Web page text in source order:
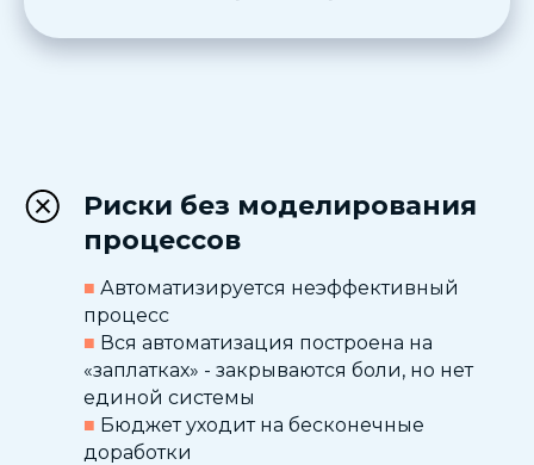
Риски без моделирования
процессов
■ Автоматизируется неэффективный
процесс
■ Вся автоматизация построена на
«заплатках» - закрываются боли, но нет
единой системы
■ Бюджет уходит на бесконечные
доработки